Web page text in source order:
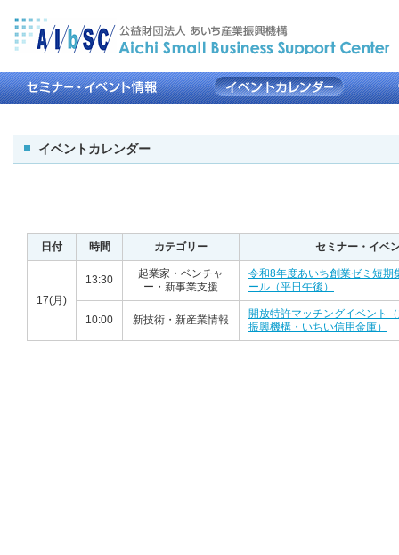
イベントカレンダー
日付 時間 カテゴリー セミナー・イベ
17(月)
13:30
起業家・ベンチャ
ー・新事業支援
令和8年度あいち創業ゼミ短期
ール（平日午後）
10:00 新技術・新産業情報
開放特許マッチングイベント
振興機構・いちい信用金庫）